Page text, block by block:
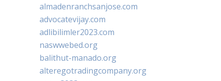
almadenranchsanjose.com
advocatevijay.com
adlibilimler2023.com
naswwebed.org
balithut-manado.org
alteregotradingcompany.org